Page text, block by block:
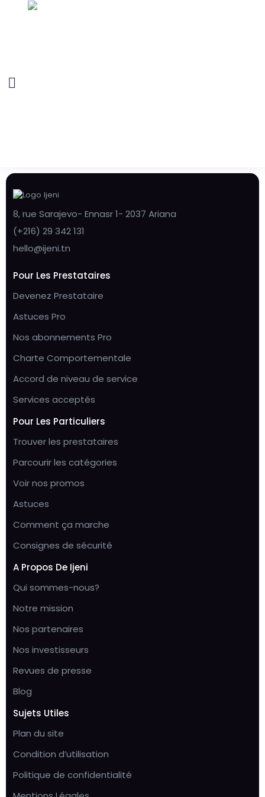
8, rue Sarajevo- Ennasr 1- 2037 Ariana
(+216) 29 342 131
hello@ijeni.tn
Pour Les Prestataires
Devenez Prestataire
Astuces Pro
Nos abonnements Pro
Charte Comportementale
Accord de niveau de service
Services acceptés
Pour Les Particuliers
Trouver les prestataires
Parcourir les catégories
Voir nos promos
Astuces
Comment ça marche
Consignes de sécurité
A Propos De Ijeni
Qui sommes-nous?
Notre mission
Nos partenaires
Nos investisseurs
Revues de presse
Blog
Sujets Utiles
Plan du site
Condition d’utilisation
Politique de confidentialité